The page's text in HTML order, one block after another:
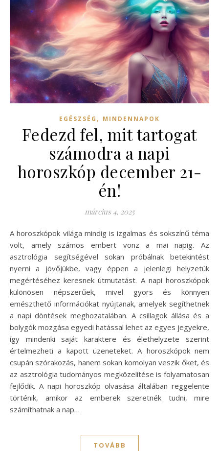
EGÉSZSÉG , MINDENNAPOK
Fedezd fel, mit tartogat
számodra a napi
horoszkóp december 21-
én!
március 4, 2025
A horoszkópok világa mindig is izgalmas és sokszínű téma
volt, amely számos embert vonz a mai napig. Az
asztrológia segítségével sokan próbálnak betekintést
nyerni a jövőjükbe, vagy éppen a jelenlegi helyzetük
megértéséhez keresnek útmutatást. A napi horoszkópok
különösen népszerűek, mivel gyors és könnyen
emészthető információkat nyújtanak, amelyek segíthetnek
a napi döntések meghozatalában. A csillagok állása és a
bolygók mozgása egyedi hatással lehet az egyes jegyekre,
így mindenki saját karaktere és élethelyzete szerint
értelmezheti a kapott üzeneteket. A horoszkópok nem
csupán szórakozás, hanem sokan komolyan veszik őket, és
az asztrológia tudományos megközelítése is folyamatosan
fejlődik. A napi horoszkóp olvasása általában reggelente
történik, amikor az emberek szeretnék tudni, mire
számíthatnak a nap…
TOVÁBB